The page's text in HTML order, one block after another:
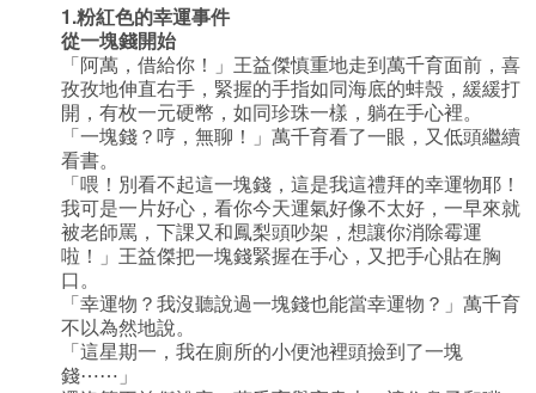
1.粉紅色的幸運事件
從一塊錢開始
「阿萬，借給你！」王益傑慎重地走到萬千育面前，喜
孜孜地伸直右手，緊握的手指如同海底的蚌殼，緩緩打
開，有枚一元硬幣，如同珍珠一樣，躺在手心裡。
「一塊錢？哼，無聊！」萬千育看了一眼，又低頭繼續
看書。
「喂！別看不起這一塊錢，這是我這禮拜的幸運物耶！
我可是一片好心，看你今天運氣好像不太好，一早來就
被老師罵，下課又和鳳梨頭吵架，想讓你消除霉運
啦！」王益傑把一塊錢緊握在手心，又把手心貼在胸
口。
「幸運物？我沒聽說過一塊錢也能當幸運物？」萬千育
不以為然地說。
「這星期一，我在廁所的小便池裡頭撿到了一塊
錢⋯⋯」